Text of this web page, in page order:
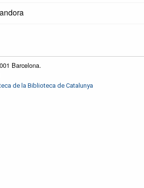
Barcelona.
de la Biblioteca de Catalunya